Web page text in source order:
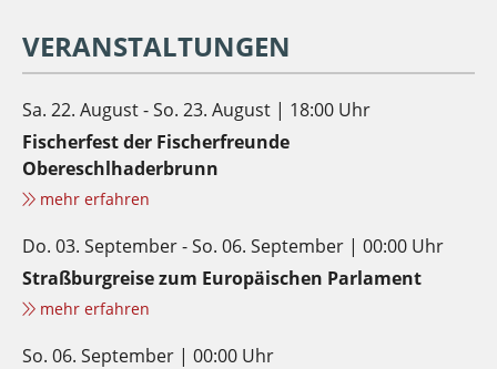
VERANSTALTUNGEN
Sa. 22. August - So. 23. August | 18:00 Uhr
Fischerfest der Fischerfreunde
Obereschlhaderbrunn
mehr erfahren
Do. 03. September - So. 06. September | 00:00 Uhr
Straßburgreise zum Europäischen Parlament
mehr erfahren
So. 06. September | 00:00 Uhr